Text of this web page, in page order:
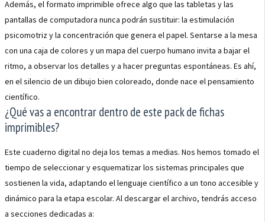
Además, el formato imprimible ofrece algo que las tabletas y las
pantallas de computadora nunca podrán sustituir: la estimulación
psicomotriz y la concentración que genera el papel. Sentarse a la mesa
con una caja de colores y un mapa del cuerpo humano invita a bajar el
ritmo, a observar los detalles y a hacer preguntas espontáneas. Es ahí,
en el silencio de un dibujo bien coloreado, donde nace el pensamiento
científico.
¿Qué vas a encontrar dentro de este pack de fichas
imprimibles?
Este cuaderno digital no deja los temas a medias. Nos hemos tomado el
tiempo de seleccionar y esquematizar los sistemas principales que
sostienen la vida, adaptando el lenguaje científico a un tono accesible y
dinámico para la etapa escolar. Al descargar el archivo, tendrás acceso
a secciones dedicadas a: